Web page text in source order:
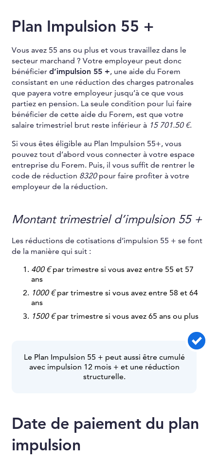
Plan Impulsion 55 +
Vous avez 55 ans ou plus et vous travaillez dans le
secteur marchand ? Votre employeur peut donc
bénéficier d’impulsion 55 +, une aide du Forem
consistant en une réduction des charges patronales
que payera votre employeur jusqu’à ce que vous
partiez en pension. La seule condition pour lui faire
bénéficier de cette aide du Forem, est que votre
salaire trimestriel brut reste inférieur à 15 701.50 €.
Si vous êtes éligible au Plan Impulsion 55+, vous
pouvez tout d’abord vous connecter à votre espace
entreprise du Forem. Puis, il vous suffit de rentrer le
code de réduction 8320pour faire profiter à votre
employeur de la réduction.
Montant trimestriel d’impulsion 55 +
Les réductions de cotisations d’impulsion 55 + se font
de la manière qui suit :
400 €par trimestre si vous avez entre 55 et 57
ans
1000 €par trimestre si vous avez entre 58 et 64
ans
1500 €par trimestre si vous avez 65 ans ou plus
Le Plan Impulsion 55 + peut aussi être cumulé
avec impulsion 12 mois + et une réduction
structurelle.
Date de paiement du plan
impulsion